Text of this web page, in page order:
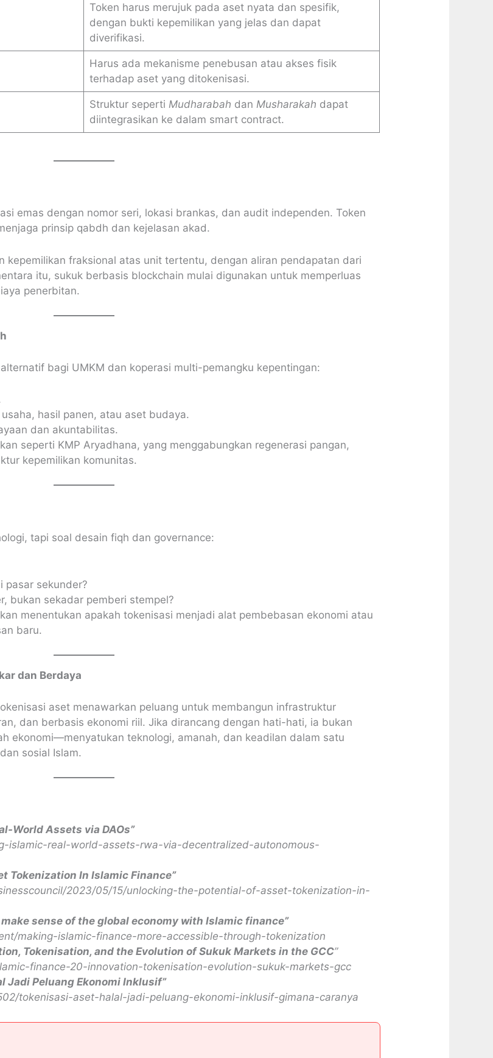
Token harus merujuk pada aset nyata dan spesifik,
dengan bukti kepemilikan yang jelas dan dapat
diverifikasi.
Harus ada mekanisme penebusan atau akses fisik
terhadap aset yang ditokenisasi.
Struktur seperti Mudharabah dan Musharakah dapat
diintegrasikan ke dalam smart contract.
emas dengan nomor seri, lokasi brankas, dan audit independen. Token
prinsip qabdh dan kejelasan akad.
kepemilikan fraksional atas unit tertentu, dengan aliran pendapatan dari
itu, sukuk berbasis blockchain mulai digunakan untuk memperluas
penerbitan.
bagi UMKM dan koperasi multi-pemangku kepentingan:
hasil panen, atau aset budaya.
dan akuntabilitas.
seperti KMP Aryadhana, yang menggabungkan regenerasi pangan,
kepemilikan komunitas.
tapi soal desain fiqh dan governance:
pasar sekunder?
bukan sekadar pemberi stempel?
menentukan apakah tokenisasi menjadi alat pembebasan ekonomi atau
baru.
dan Berdaya
aset menawarkan peluang untuk membangun infrastruktur
dan berbasis ekonomi riil. Jika dirancang dengan hati-hati, ia bukan
ekonomi—menyatukan teknologi, amanah, dan keadilan dalam satu
sosial Islam.
World Assets via DAOs”
islamic-real-world-assets-rwa-via-decentralized-autonomous-
Tokenization In Islamic Finance”
2023/05/15/unlocking-the-potential-of-asset-tokenization-in-
sense of the global economy with Islamic finance”
making-islamic-finance-more-accessible-through-tokenization
Tokenisation, and the Evolution of Sukuk Markets in the GCC”
finance-20-innovation-tokenisation-evolution-sukuk-markets-gcc
Jadi Peluang Ekonomi Inklusif”
tokenisasi-aset-halal-jadi-peluang-ekonomi-inklusif-gimana-caranya